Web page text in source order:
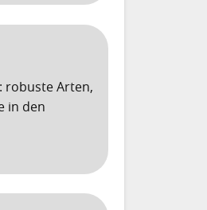
robuste Arten,
in den